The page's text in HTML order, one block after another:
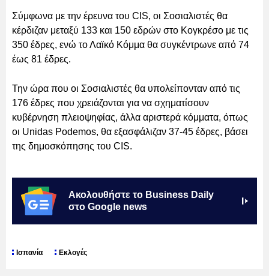
Σύμφωνα με την έρευνα του CIS, οι Σοσιαλιστές θα
κέρδιζαν μεταξύ 133 και 150 εδρών στο Κογκρέσο με τις
350 έδρες, ενώ το Λαϊκό Κόμμα θα συγκέντρωνε από 74
έως 81 έδρες.
Την ώρα που οι Σοσιαλιστές θα υπολείπονταν από τις
176 έδρες που χρειάζονται για να σχηματίσουν
κυβέρνηση πλειοψηφίας, άλλα αριστερά κόμματα, όπως
οι Unidas Podemos, θα εξασφάλιζαν 37-45 έδρες, βάσει
της δημοσκόπησης του CIS.
Ακολουθήστε το Business Daily
στο Google news
Ισπανία Εκλογές